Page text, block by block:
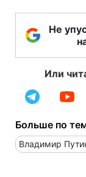
Не
Или
Больше по
Владимир